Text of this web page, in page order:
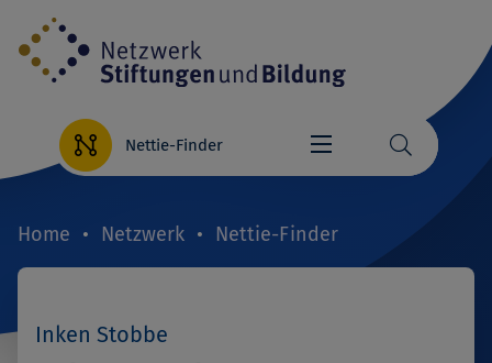
Direkt
zum
Inhalt
Nettie-Finder
Home Netzwerk Nettie-Finder
Inken Stobbe